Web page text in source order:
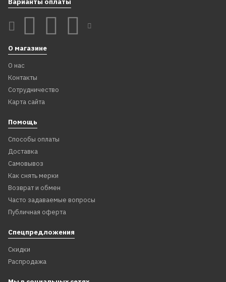
О магазине
О нас
Контакты
Сотрудничество
Карта сайта
Помощь
Способы оплаты
Доставка
Самовывоз
Как снять мерки
Возврат и обмен
Часто задаваемые вопросы
Публичная оферта
Спецпредложения
Скидки
Распродажа